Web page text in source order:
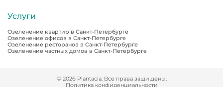
Услуги
Озеленение квартир в Санкт-Петербурге
Озеленение офисов в Санкт-Петербурге
Озеленение ресторанов в Санкт-Петербурге
Озеленение частных домов в Санкт-Петербурге
© 2026 Plantacia. Все права защищены.
Политика конфиденциальности